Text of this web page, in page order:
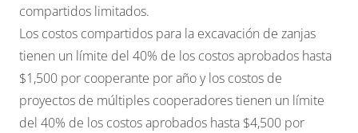
compartidos limitados.
Los costos compartidos para la excavación de zanjas
tienen un límite del 40% de los costos aprobados hasta
$1,500 por cooperante por año y los costos de
proyectos de múltiples cooperadores tienen un límite
del 40% de los costos aprobados hasta $4,500 por